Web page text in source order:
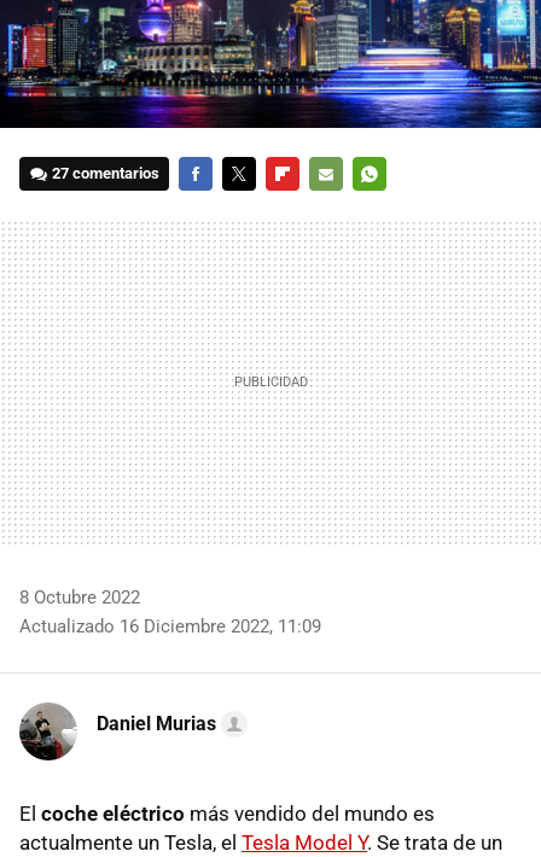
27 comentarios
MAIL
8 Octubre 2022
Actualizado 16 Diciembre 2022, 11:09
Daniel Murias
El coche eléctrico más vendido del mundo es
actualmente un Tesla, el Tesla Model Y. Se trata de un